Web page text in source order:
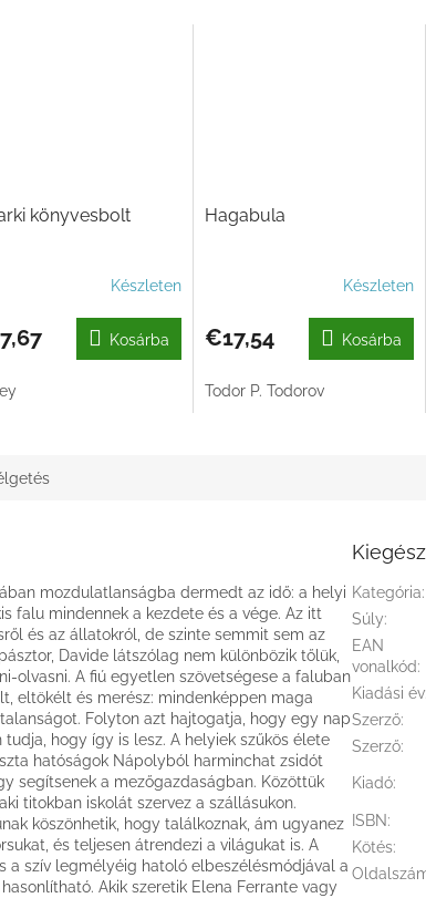
könyvesbolt
Készleten
Kosárba
Hagabula
Készleten
€17,54 Kosárba
Todor P. Todorov
mozdulatlanságba dermedt az idő: a helyi
falu mindennek a kezdete és a vége. Az itt
és az állatokról, de szinte semmit sem az
Davide látszólag nem különbözik tőlük,
olvasni. A fiú egyetlen szövetségese a faluban
eltökélt és merész: mindenképpen maga
Folyton azt hajtogatja, hogy egy nap
hogy így is lesz. A helyiek szűkös élete
hatóságok Nápolyból harminchat zsidót
segítsenek a mezőgazdaságban. Közöttük
titokban iskolát szervez a szállásukon.
köszönhetik, hogy találkoznak, ám ugyanez
és teljesen átrendezi a világukat is. A
a szív legmélyéig hatoló elbeszélésmódjával a
Akik szeretik Elena Ferrante vagy
Kategória:
Súly:
EAN
vonalkód:
Kiadási év
Szerző:
Szerző:
Kiadó:
ISBN:
Kötés: